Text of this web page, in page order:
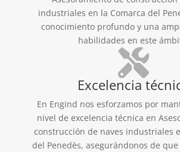
industriales en la Comarca del
conocimiento profundo y una
habilidades en este
Excelencia
En Engind nos esforzamos por
nivel de excelencia técnica en
construcción de naves industriales
del Penedès, asegurándonos de